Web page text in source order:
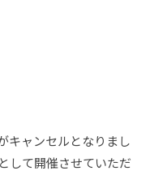
キャンセルとなりまし
して開催させていただ